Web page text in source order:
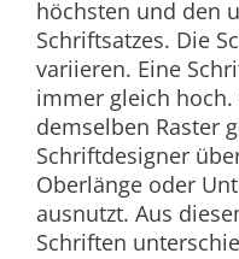
höchsten und den
Schriftsatzes. Die
variieren. Eine
immer gleich
demselben Raster
Schriftdesigner
Oberlänge oder
ausnutzt. Aus
Schriften